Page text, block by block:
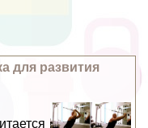
для развития